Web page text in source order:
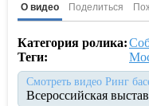
О видео Поделиться
Категория ролика:
Теги:
Смотреть видео Ринг
Всероссийская